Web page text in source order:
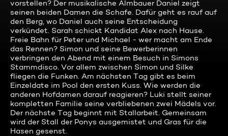
vorstellen? Der musikalische Almbauer Daniel zeigt
seinen beiden Damen die Schafe. Dafür geht es rauf auf
den Berg, wo Daniel auch seine Entscheidung
verkündet. Sarah schickt Kandidat Alex nach Hause.
Freie Bahn für Peter und Michael - wer macht am Ende
das Rennen? Simon und seine Bewerberinnen
verbringen den Abend mit einem Besuch in Simons
Stammdisco. Vor allem zwischen Simon und Silke
fliegen die Funken. Am nächsten Tag gibt es beim
Einzeldate im Pool den ersten Kuss. Wie werden die
anderen Hofdamen darauf reagieren? Luki stellt seiner
kompletten Familie seine verbliebenen zwei Mädels vor.
Der nächste Tag beginnt mit Stallarbeit. Gemeinsam
wird der Stall der Ponys ausgemistet und Gras für die
Hasen gesenst.